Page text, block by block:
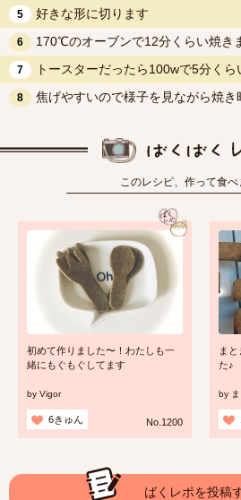
5 好きな形に切ります
6 170℃のオーブンで12分くらい焼き
7 トースターだったら100wで5分く
8 焦げやすいので様子を見ながら焼
このレシピ、作って食べ
初めて作りました〜！わたしも一
緒にもぐもぐしてます
by Vigor
6きゅん No.1200
ま
た♪
by
ばくレポを投稿